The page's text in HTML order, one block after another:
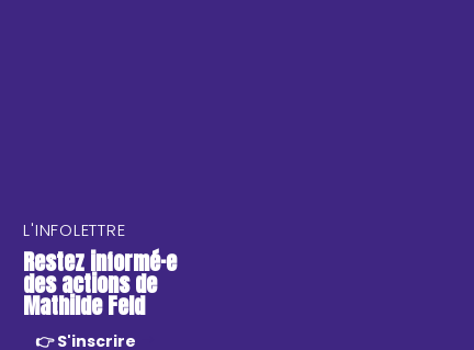
L'INFOLETTRE
Restez informé·e
des actions de
Mathilde Feld
👉 S'inscrire